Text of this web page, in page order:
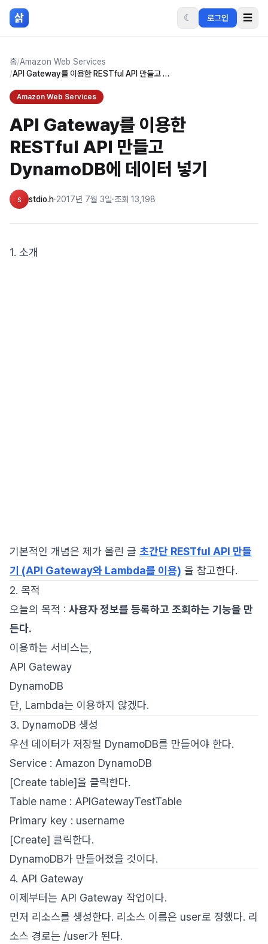
본문 바로가기
삵 ☾ 로그인 ☰
홈/Amazon Web Services
/
API Gateway를 이용한 RESTful API 만들고 DynamoDB에 데이터 넣기
Amazon Web Services
API Gateway를 이용한
RESTful API 만들고
DynamoDB에 데이터 넣기
s stdio.h·2017년 7월 3일·조회 13,198
1. 소개
기본적인 개념은 제가 올린 글 초간단 RESTful API 만들
기 (API Gateway와 Lambda를 이용) 을 참고한다.
2. 목적
오늘의 목적 : 사용자 정보를 등록하고 조회하는 기능을 만
든다.
이용하는 서비스는,
API Gateway
DynamoDB
단, Lambda는 이용하지 않겠다.
3. DynamoDB 생성
우선 데이터가 저장될 DynamoDB를 만들어야 한다.
Service : Amazon DynamoDB
[Create table]을 클릭한다.
Table name : APIGatewayTestTable
Primary key : username
[Create] 클릭한다.
DynamoDB가 만들어졌을 것이다.
4. API Gateway
이제부터는 API Gateway 작업이다.
먼저 리소스를 생성한다. 리소스 이름은 user로 정했다. 리
소스 경로는 /user가 된다.